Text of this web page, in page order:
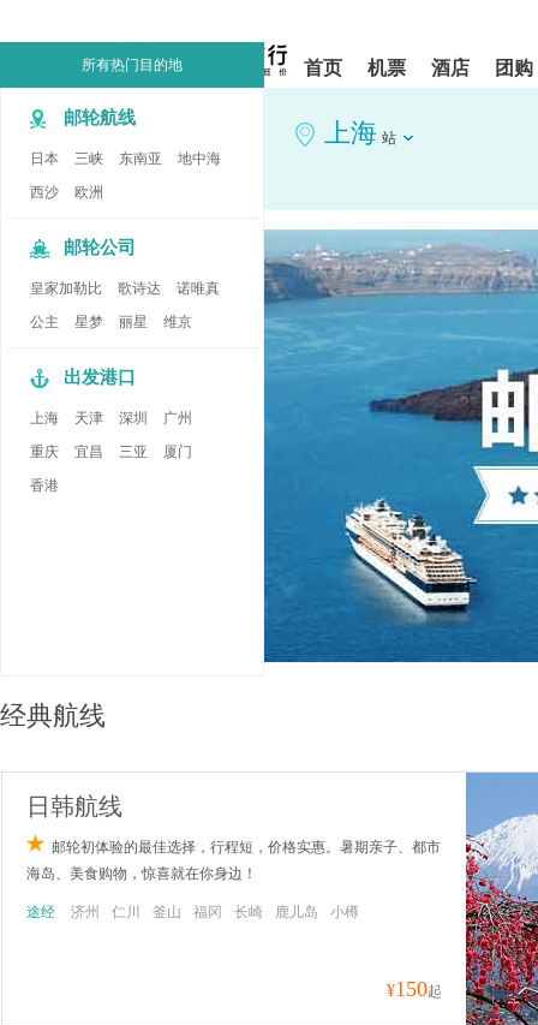
您
已
入
站
本
域
含
个
块,
按
首页 机票 酒店 团购
您
已
开
站
上海 站
所有热门目的地
邮轮航线
日本 三峡 东南亚
地中海
西沙
欧洲
邮轮公司
皇家加勒比 歌诗达
诺唯真
公主
星梦 丽星 维京
出发港口
上海 天津 深圳
广州
重庆
宜昌 三亚
厦门
香港
经典航线
日韩航线
邮轮初体验的最佳选择，行程短，价格实惠。暑期亲子、都市
海岛、美食购物，惊喜就在你身边！
途经 济州 仁川 釜山 福冈 长崎 鹿儿岛 小樽
¥150起